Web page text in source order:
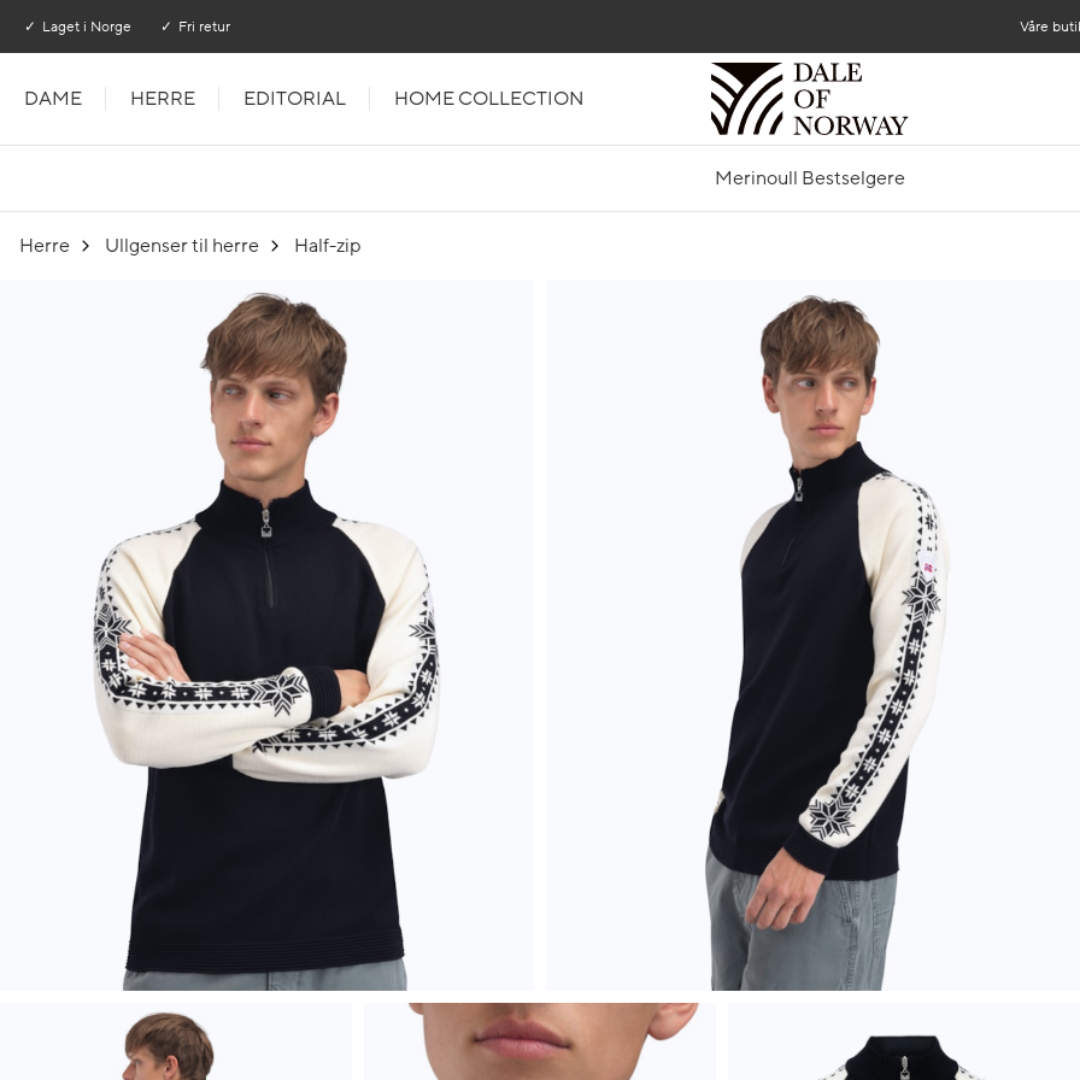
Laget i Norge Fri retur
DAME HERRE EDITORIAL HOME COLLECTION
Merinoull Bestselgere
Våre
Herre Ullgenser til herre Half-zip